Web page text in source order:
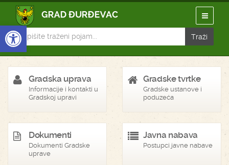
Open toolbar
Gradska uprava
Informacije i kontakti u
Gradskoj upravi
Gradske tvrtke
Gradske ustanove i
poduzeća
Dokumenti
Dokumenti Gradske
uprave
Javna nabava
Postupci javne nabave